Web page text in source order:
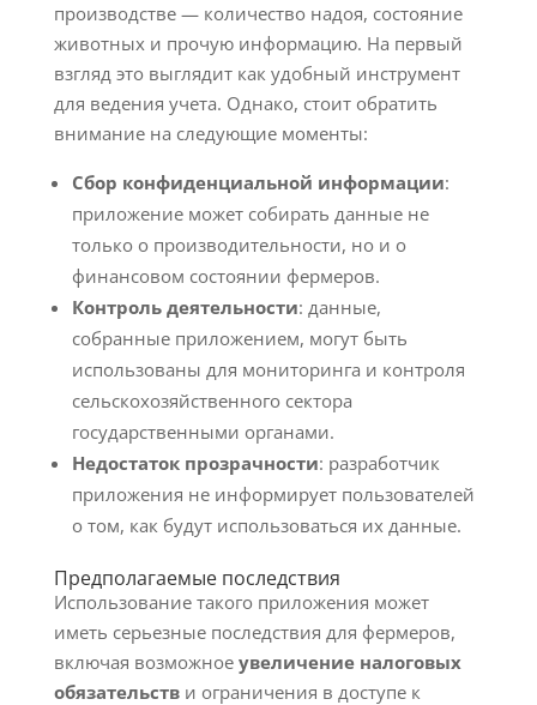
производстве — количество надоя, состояние
животных и прочую информацию. На первый
взгляд это выглядит как удобный инструмент
для ведения учета. Однако, стоит обратить
внимание на следующие моменты:
Сбор конфиденциальной информации:
приложение может собирать данные не
только о производительности, но и о
финансовом состоянии фермеров.
Контроль деятельности: данные,
собранные приложением, могут быть
использованы для мониторинга и контроля
сельскохозяйственного сектора
государственными органами.
Недостаток прозрачности: разработчик
приложения не информирует пользователей
о том, как будут использоваться их данные.
Предполагаемые последствия
Использование такого приложения может
иметь серьезные последствия для фермеров,
включая возможное увеличение налоговых
обязательстви ограничения в доступе к